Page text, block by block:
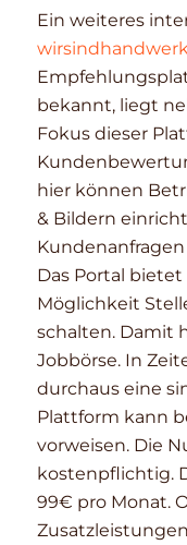
Ein weiteres
bekannt, liegt
Fokus dieser
hier können
& Bildern
Das Portal
Möglichkeit
schalten. Damit
Jobbörse. In
durchaus eine
Plattform kann
vorweisen. Die
kostenpflichtig.
99€ pro Monat.